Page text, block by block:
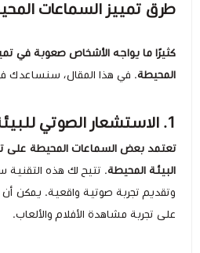
طرق تمييز السماعات
كثيرًا ما يواجه الأشخاص صعوبة في
المحيطة. في هذا المقال، سنساعدك في
تعتمد بعض السماعات المحيطة على
البيئة المحيطة. تتيح لك هذه التقنية
وتقديم تجربة صوتية واقعية. يمكن أن
على تجربة مشاهدة الأفلام والألعاب.